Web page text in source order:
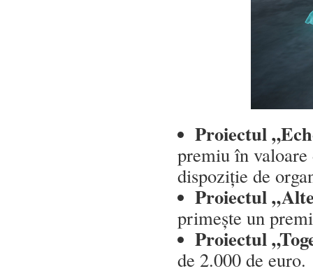
Proiectul
premiu în valoare
dispoziție de
Proiectul
primește un
Proiectul
de 2.000 de euro.